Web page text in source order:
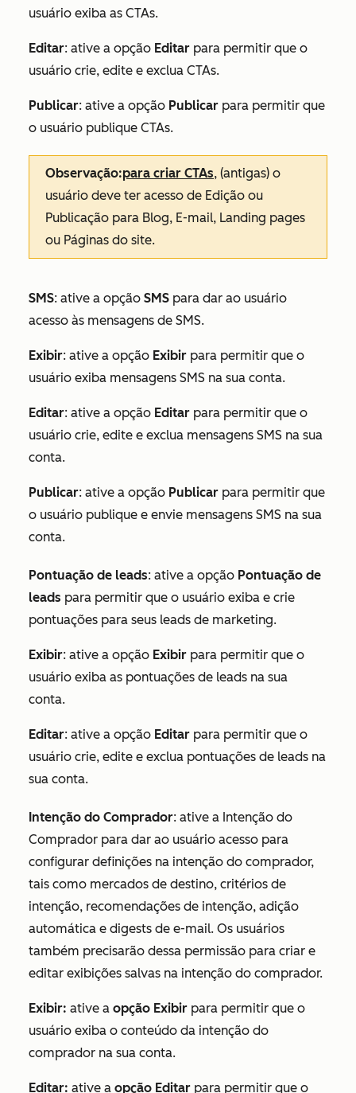
usuário exiba as CTAs.
Editar: ative a opção Editar para permitir que o
usuário crie, edite e exclua CTAs.
Publicar: ative a opção Publicar para permitir que
o usuário publique CTAs.
Observação:para criar CTAs, (antigas) o
usuário deve ter acesso de Edição ou
Publicação para Blog, E-mail, Landing pages
ou Páginas do site.
SMS: ative a opção SMS para dar ao usuário
acesso às mensagens de SMS.
Exibir: ative a opção Exibir para permitir que o
usuário exiba mensagens SMS na sua conta.
Editar: ative a opção Editar para permitir que o
usuário crie, edite e exclua mensagens SMS na sua
conta.
Publicar: ative a opção Publicar para permitir que
o usuário publique e envie mensagens SMS na sua
conta.
Pontuação de leads: ative a opção Pontuação de
leads para permitir que o usuário exiba e crie
pontuações para seus leads de marketing.
Exibir: ative a opção Exibir para permitir que o
usuário exiba as pontuações de leads na sua
conta.
Editar: ative a opção Editar para permitir que o
usuário crie, edite e exclua pontuações de leads na
sua conta.
Intenção do Comprador: ative a Intenção do
Comprador para dar ao usuário acesso para
configurar definições na intenção do comprador,
tais como mercados de destino, critérios de
intenção, recomendações de intenção, adição
automática e digests de e-mail. Os usuários
também precisarão dessa permissão para criar e
editar exibições salvas na intenção do comprador.
Exibir: ative a opção Exibir para permitir que o
usuário exiba o conteúdo da intenção do
comprador na sua conta.
Editar: ative a opção Editar para permitir que o